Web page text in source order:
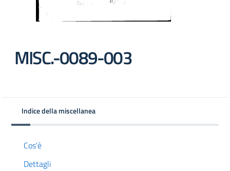
MISC.-0089-003
Indice della miscellanea
Cos'è
Dettagli